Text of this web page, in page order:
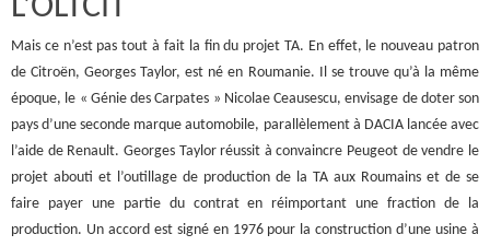
L’OLTCIT
Mais ce n’est pas tout à fait la fin du projet TA. En effet, le nouveau patron
de Citroën, Georges Taylor, est né en Roumanie. Il se trouve qu’à la même
époque, le « Génie des Carpates » Nicolae Ceausescu, envisage de doter son
pays d’une seconde marque automobile, parallèlement à DACIA lancée avec
l’aide de Renault. Georges Taylor réussit à convaincre Peugeot de vendre le
projet abouti et l’outillage de production de la TA aux Roumains et de se
faire payer une partie du contrat en réimportant une fraction de la
production. Un accord est signé en 1976 pour la construction d’une usine à